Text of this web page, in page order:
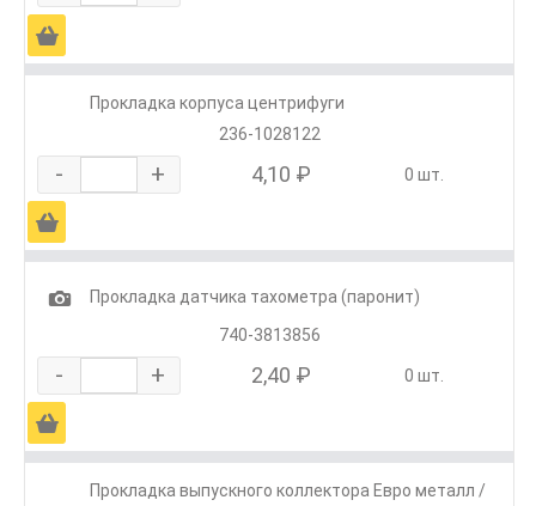
Ä
Прокладка корпуса центрифуги
236-1028122
- + 4,10 ₽ 0 шт.
Ä
1
Прокладка датчика тахометра (паронит)
740-3813856
- + 2,40 ₽ 0 шт.
Ä
Прокладка выпускного коллектора Евро металл /